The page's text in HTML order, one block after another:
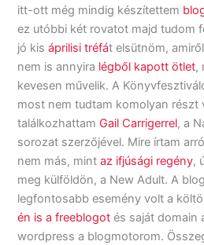
itt-ott még mindig készítettem
ez utóbbi két rovatot majd tudom
jó kisáprilisi tréfát elsütnöm,
nem is annyira légből kapott ötlet,
kevesen művelik. A
most nem tudtam komolyan részt
találkozhattam Gail Carrigerrel, a
sorozat szerzőjével. Mire írtam
nem más, mintaz ifjúsági regény,
meg külföldön, a New Adult. A
legfontosabb esemény volt a
én is a freeblogot és saját domain
wordpress a blogmotorom.